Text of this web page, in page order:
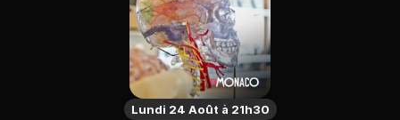
Lundi 24 Août à 21h30